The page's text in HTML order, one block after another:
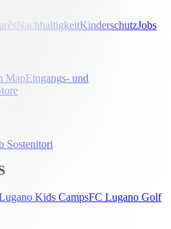
NachhaltigkeitKinderschutzJobs
MapEingangs- und
Sostenitori
Kids CampsFC Lugano Golf